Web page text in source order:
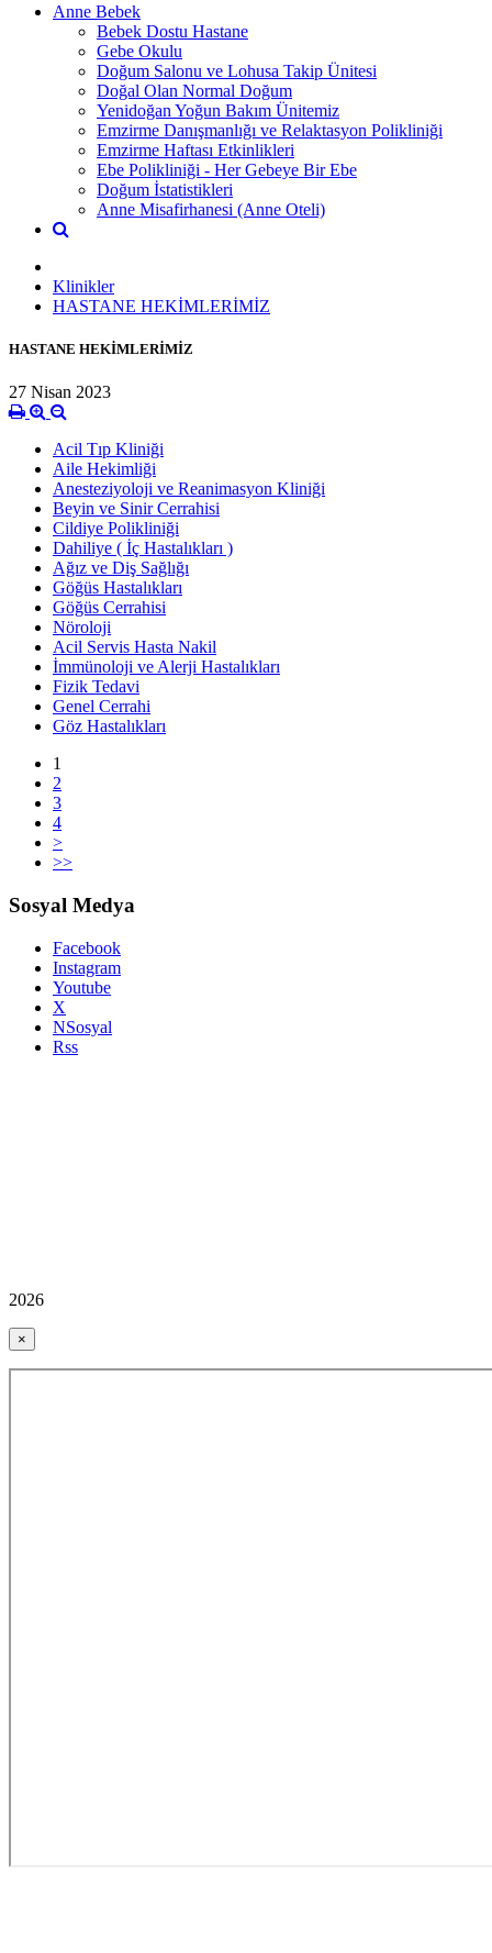
Anne Bebek
Bebek Dostu Hastane
Gebe Okulu
Doğum Salonu ve Lohusa Takip Ünitesi
Doğal Olan Normal Doğum
Yenidoğan Yoğun Bakım Ünitemiz
Emzirme Danışmanlığı ve Relaktasyon Polikliniği
Emzirme Haftası Etkinlikleri
Ebe Polikliniği - Her Gebeye Bir Ebe
Doğum İstatistikleri
Anne Misafirhanesi (Anne Oteli)
Klinikler
HASTANE HEKİMLERİMİZ
HASTANE HEKİMLERİMİZ
27 Nisan 2023
Acil Tıp Kliniği
Aile Hekimliği
Anesteziyoloji ve Reanimasyon Kliniği
Beyin ve Sinir Cerrahisi
Cildiye Polikliniği
Dahiliye ( İç Hastalıkları )
Ağız ve Diş Sağlığı
Göğüs Hastalıkları
Göğüs Cerrahisi
Nöroloji
Acil Servis Hasta Nakil
İmmünoloji ve Alerji Hastalıkları
Fizik Tedavi
Genel Cerrahi
Göz Hastalıkları
1
2
3
4
>
>>
Sosyal Medya
Facebook
Instagram
Youtube
X
NSosyal
Rss
2026
×